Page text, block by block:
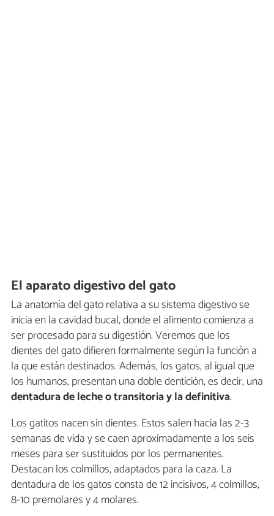
El aparato digestivo del gato
La anatomía del gato relativa a su sistema digestivo se
inicia en la cavidad bucal, donde el alimento comienza a
ser procesado para su digestión. Veremos que los
dientes del gato difieren formalmente según la función a
la que están destinados. Además, los gatos, al igual que
los humanos, presentan una doble dentición, es decir, una
dentadura de leche o transitoria y la definitiva.
Los gatitos nacen sin dientes. Estos salen hacia las 2-3
semanas de vida y se caen aproximadamente a los seis
meses para ser sustituidos por los permanentes.
Destacan los colmillos, adaptados para la caza. La
dentadura de los gatos consta de 12 incisivos, 4 colmillos,
8-10 premolares y 4 molares.